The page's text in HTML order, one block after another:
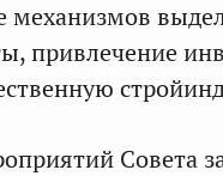
механизмов
привлечение
Совета